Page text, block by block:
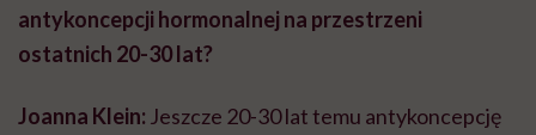
antykoncepcji hormonalnej na przestrzeni
ostatnich 20-30 lat?
Joanna Klein: Jeszcze 20-30 lat temu antykoncepcję